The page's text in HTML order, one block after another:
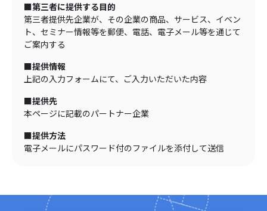
■第三者に提供する目的
第三者提供先企業が、その企業の商品、サービス、イベン
ト、セミナー情報等を郵便、電話、電子メール等を通じて
ご案内する
■提供情報
上記の入力フォームにて、ご入力いただいた内容
■提供先
本ページに記載のパートナー企業
■提供方法
電子メールにパスワード付のファイルを添付して送信